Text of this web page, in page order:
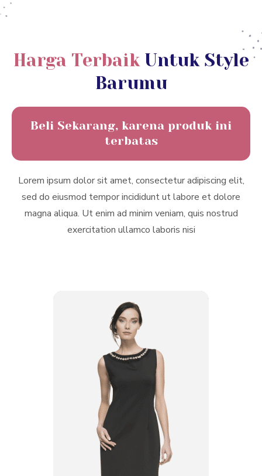
Harga Terbaik Untuk Style
Barumu
Beli Sekarang, karena produk ini
terbatas
Lorem ipsum dolor sit amet, consectetur adipiscing elit,
sed do eiusmod tempor incididunt ut labore et dolore
magna aliqua. Ut enim ad minim veniam, quis nostrud
exercitation ullamco laboris nisi